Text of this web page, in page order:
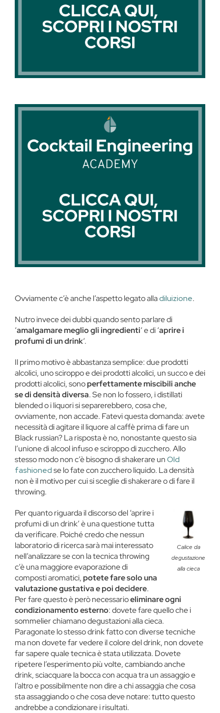
Ovviamente c’è anche l’aspetto legato alladiluizione.
Nutro invece dei dubbi quando sento parlare di
‘amalgamare meglio gli ingredienti‘ e di ‘aprire i
profumi di un drink‘.
Il primo motivo è abbastanza semplice: due prodotti
alcolici, uno sciroppo e dei prodotti alcolici, un succo e dei
prodotti alcolici, sonoperfettamente miscibili anche
se di densità diversa. Se non lo fossero, i distillati
blended o i liquori si separerebbero, cosa che,
ovviamente, non accade. Fatevi questa domanda: avete
necessità di agitare il liquore al caffè prima di fare un
Black russian? La risposta è no, nonostante questo sia
l’unione di alcool infuso e sciroppo di zucchero. Allo
stesso modo non c’è bisogno di shakerare unOld
fashionedse lo fate con zucchero liquido. La densità
non è il motivo per cui si sceglie di shakerare o di fare il
throwing.
Calice da
degustazione
alla cieca
Per quanto riguarda il discorso del ‘aprire i
profumi di un drink’ è una questione tutta
da verificare. Poiché credo che nessun
laboratorio di ricerca sarà mai interessato
nell’analizzare se con la tecnica throwing
c’è una maggiore evaporazione di
composti aromatici, potete fare solo una
valutazione gustativa e poi decidere.
Per fare questo è però necessarioeliminare ogni
condizionamento esterno: dovete fare quello che i
sommelier chiamano degustazioni alla cieca.
Paragonate lo stesso drink fatto con diverse tecniche
ma non dovete far vedere il colore del drink, non dovete
far sapere quale tecnica è stata utilizzata. Dovete
ripetere l’esperimento più volte, cambiando anche
drink, sciacquare la bocca con acqua tra un assaggio e
l’altro e possibilmente non dire a chi assaggia che cosa
sta assaggiando o che cosa deve notare: tutto questo
andrebbe a condizionare i risultati.